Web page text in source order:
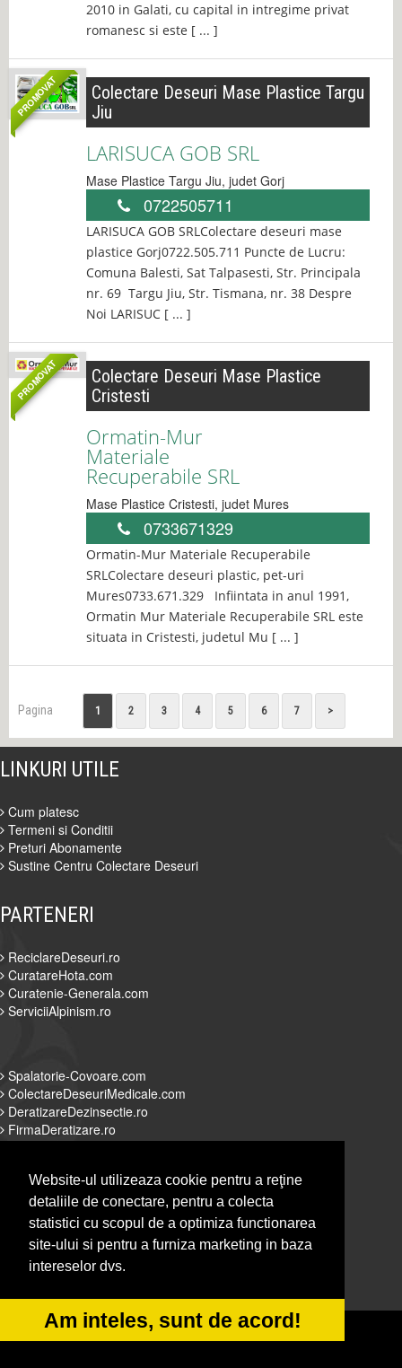
Website-ul utilizeaza cookie pentru a reţine
detaliile de conectare, pentru a colecta
statistici cu scopul de a optimiza functionarea
site-ului si pentru a furniza marketing in baza
intereselor dvs.
Am inteles, sunt de acord!
2010 in Galati, cu capital in intregime privat
romanesc si este [ ... ]
PROMOVAT
Colectare Deseuri Mase Plastice Targu
Jiu
LARISUCA GOB SRL
Mase Plastice Targu Jiu, judet Gorj
0722505711
LARISUCA GOB SRLColectare deseuri mase
plastice Gorj0722.505.711 Puncte de Lucru:
Comuna Balesti, Sat Talpasesti, Str. Principala
nr. 69 Targu Jiu, Str. Tismana, nr. 38 Despre
Noi LARISUC [ ... ]
PROMOVAT
Colectare Deseuri Mase Plastice
Cristesti
Ormatin-Mur
Materiale
Recuperabile SRL
Mase Plastice Cristesti, judet Mures
0733671329
Ormatin-Mur Materiale Recuperabile
SRLColectare deseuri plastic, pet-uri
Mures0733.671.329 Infiintata in anul 1991,
Ormatin Mur Materiale Recuperabile SRL este
situata in Cristesti, judetul Mu [ ... ]
Pagina 1 2 3 4 5 6 7 >
LINKURI UTILE
Cum platesc
Termeni si Conditii
Preturi Abonamente
Sustine Centru Colectare Deseuri
PARTENERI
ReciclareDeseuri.ro
CuratareHota.com
Curatenie-Generala.com
ServiciiAlpinism.ro
Spalatorie-Covoare.com
ColectareDeseuriMedicale.com
DeratizareDezinsectie.ro
FirmaDeratizare.ro
Alpinist-Utilitar.com
Servicii-DDD.com
Spalatorie-Curatatorie.com
Spalatorie-Curatatorie.ro
© 2014-2026 Powered byVilonMedia &TekaBility-ANPC